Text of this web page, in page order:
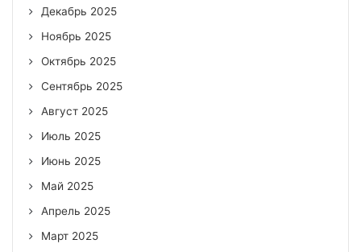
Декабрь 2025
Ноябрь 2025
Октябрь 2025
Сентябрь 2025
Август 2025
Июль 2025
Июнь 2025
Май 2025
Апрель 2025
Март 2025